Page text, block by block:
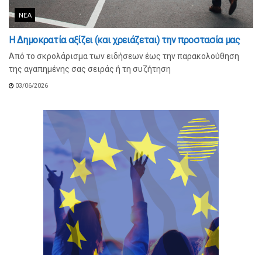
ΝΈΑ
Η Δημοκρατία αξίζει (και χρειάζεται) την προστασία μας
Από το σκρολάρισμα των ειδήσεων έως την παρακολούθηση
της αγαπημένης σας σειράς ή τη συζήτηση
03/06/2026